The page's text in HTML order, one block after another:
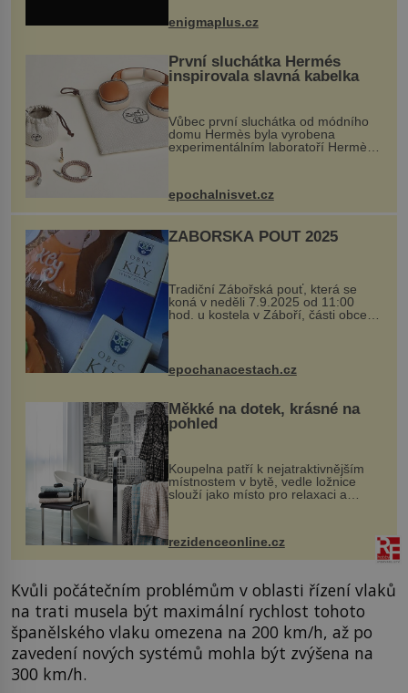
...
enigmaplus.cz
První sluchátka Hermés
inspirovala slavná kabelka
Vůbec první sluchátka od módního
domu Hermès byla vyrobena
experimentálním laboratoří Hermès
kovový...
epochalnisvet.cz
ZÁBOŘSKÁ POUŤ 2025
Tradiční Zábořská pouť, která se
koná v neděli 7.9.2025 od 11:00
hod. u kostela v Záboří, části obce
Kly u Mělníka. V programu naleznete
komentovanou prohlídku kostela,
epochanacestach.cz
Měkké na dotek, krásné na
pohled
Koupelna patří k nejatraktivnějším
místnostem v bytě, vedle ložnice
slouží jako místo pro relaxaci a
odpočinek. Koupelnový textil –
ručníky, osušky a koberečky –
mohou jako mávnutím kouzelného
proutku...
rezidenceonline.cz
Kvůli počátečním problémům v oblasti řízení vlaků
na trati musela být maximální rychlost tohoto
španělského vlaku omezena na 200 km/h, až po
zavedení nových systémů mohla být zvýšena na
300 km/h.